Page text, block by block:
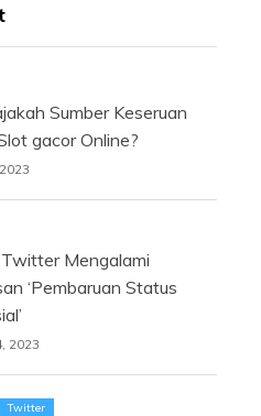
Sumber Keseruan
gacor Online?
Mengalami
‘Pembaruan Status
2023
Twitter